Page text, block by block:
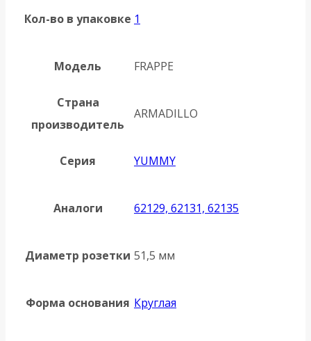
Кол-во в упаковке 1
Модель FRAPPE
Страна
производитель
ARMADILLO
Серия YUMMY
Аналоги 62129, 62131, 62135
Диаметр розетки 51,5 мм
Форма основания Круглая